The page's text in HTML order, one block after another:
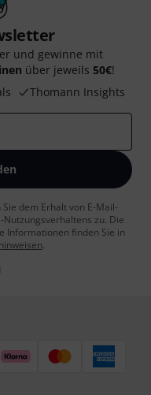
und gewinne mit
über jeweils 50€!
Thomann Insights
dem Erhalt von E-Mail-
zu. Die
Informationen finden Sie in
.